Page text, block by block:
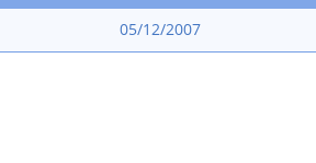
05/12/2007